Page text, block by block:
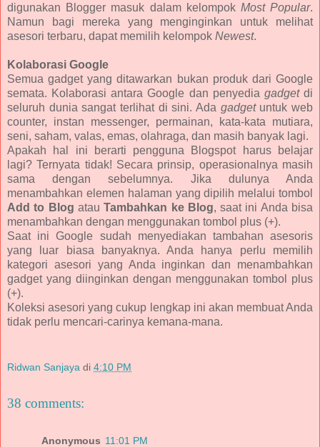
digunakan Blogger masuk dalam kelompok Most Popular.
Namun bagi mereka yang menginginkan untuk melihat
asesori terbaru, dapat memilih kelompok Newest.
Kolaborasi Google
Semua gadget yang ditawarkan bukan produk dari Google
semata. Kolaborasi antara Google dan penyedia gadgetdi
seluruh dunia sangat terlihat di sini. Ada gadgetuntuk web
counter, instan messenger, permainan, kata-kata mutiara,
seni, saham, valas, emas, olahraga, dan masih banyak lagi.
Apakah hal ini berarti pengguna Blogspot harus belajar
lagi? Ternyata tidak! Secara prinsip, operasionalnya masih
sama dengan sebelumnya. Jika dulunya Anda
menambahkan elemen halaman yang dipilih melalui tombol
Add to Blog atauTambahkan ke Blog, saat ini Anda bisa
menambahkan dengan menggunakan tombol plus (+).
Saat ini Google sudah menyediakan tambahan asesoris
yang luar biasa banyaknya. Anda hanya perlu memilih
kategori asesori yang Anda inginkan dan menambahkan
gadget yang diinginkan dengan menggunakan tombol plus
(+).
Koleksi asesori yang cukup lengkap ini akan membuat Anda
tidak perlu mencari-carinya kemana-mana.
Ridwan Sanjaya di 4:10 PM
38 comments:
Anonymous 11:01 PM